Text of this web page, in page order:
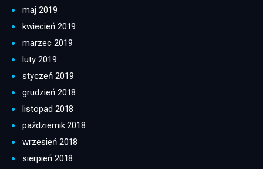
maj 2019
kwiecień 2019
marzec 2019
luty 2019
styczeń 2019
grudzień 2018
listopad 2018
październik 2018
wrzesień 2018
sierpień 2018